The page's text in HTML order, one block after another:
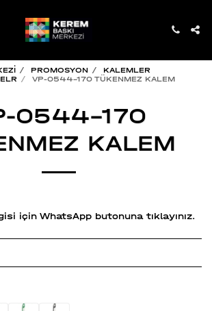
PROMOSYON
KALEMLER
VP-0544-170 TÜKENMEZ KALEM
0544-170
KALEM
için WhatsApp butonuna tıklayınız.